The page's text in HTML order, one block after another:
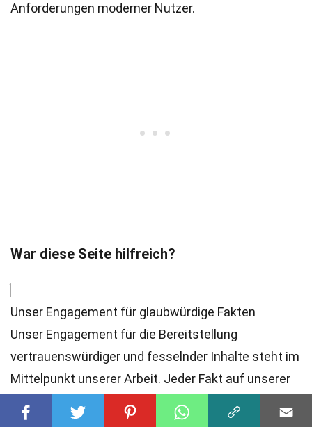
Anforderungen moderner Nutzer.
War diese Seite hilfreich?
Unser Engagement für glaubwürdige Fakten
Unser Engagement für die Bereitstellung
vertrauenswürdiger und fesselnder Inhalte steht im
Mittelpunkt unserer Arbeit. Jeder Fakt auf unserer
beigetragen und bringt eine Fülle an